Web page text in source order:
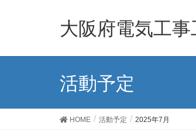
大阪府電気工
活動予定
HOME 活動予定 2025年7月